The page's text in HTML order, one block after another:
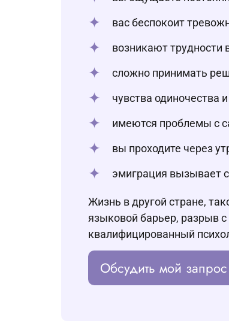
вас беспокоит
возникают трудности
сложно принимать
чувства одиночества
имеются проблемы с
вы проходите через
эмиграция вызывает
Жизнь в другой стране,
языковой барьер, разрыв
квалифицированный
Обсудить мой запрос